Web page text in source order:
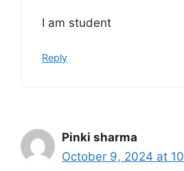
I am student
Reply
Pinki sharma
October 9, 2024 at